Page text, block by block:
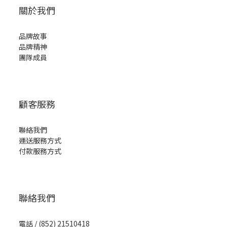
關於我們
品牌故事
品牌精神
團隊成員
顧客服務
聯絡我們
運送服務方式
付款服務方式
聯絡我們
電話 / (852) 21510418